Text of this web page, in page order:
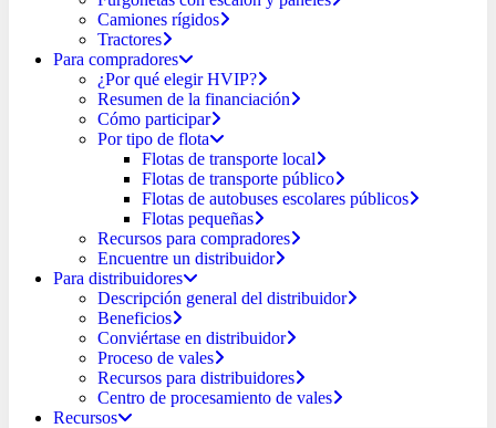
Camiones rígidos
Tractores
Para compradores
¿Por qué elegir HVIP?
Resumen de la financiación
Cómo participar
Por tipo de flota
Flotas de transporte local
Flotas de transporte público
Flotas de autobuses escolares públicos
Flotas pequeñas
Recursos para compradores
Encuentre un distribuidor
Para distribuidores
Descripción general del distribuidor
Beneficios
Conviértase en distribuidor
Proceso de vales
Recursos para distribuidores
Centro de procesamiento de vales
Recursos